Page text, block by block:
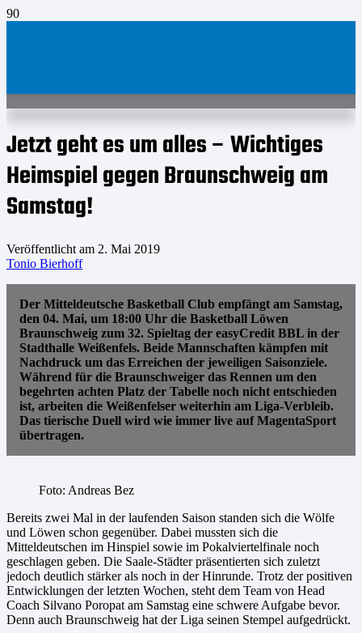
Jetzt geht es um alles – Wichtiges
Heimspiel gegen Braunschweig am
Samstag!
Veröffentlicht am 2. Mai 2019
Tonio Bierhoff
Der Mitteldeutsche Basketball Club empfängt am Samstag,
den 04. Mai, um 18:00 Uhr die Basketball Löwen
Braunschweig zum 32. Spieltag der easyCredit BBL in der
Stadthalle Weißenfels. Beide Mannschaften kämpfen mit
Nachdruck um das Erreichen der jeweiligen Saisonziele.
Während für die Braunschweiger das Rennen um den
begehrten achten Platz der Tabelle noch nicht entschieden
ist, arbeiten die Weißenfelser weiterhin am Liga-Verbleib.
Das tierische Duell wird wie immer live auf MagentaSport
übertragen.
Foto: Andreas Bez
Bereits zwei Mal in der laufenden Saison standen sich die Wölfe
und Löwen schon gegenüber. Dabei mussten sich die
Mitteldeutschen im Hinspiel sowie im Pokalviertelfinale noch
geschlagen geben. Die Saale-Städter präsentierten sich zuletzt
jedoch deutlich stärker als noch in der Hinrunde. Trotz der positiven
Entwicklungen der letzten Wochen, steht dem Team von Head
Coach Silvano Poropat am Samstag eine schwere Aufgabe bevor.
Denn auch Braunschweig hat der Liga seinen Stempel aufgedrückt.